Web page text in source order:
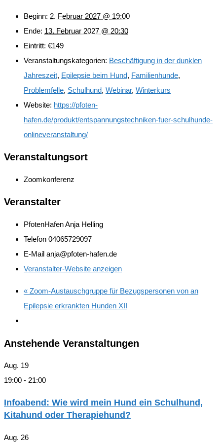
Beginn: 2. Februar 2027 @ 19:00
Ende: 13. Februar 2027 @ 20:30
Eintritt: €149
Veranstaltungskategorien: Beschäftigung in der dunklen
Jahreszeit, Epilepsie beim Hund, Familienhunde,
Problemfelle, Schulhund, Webinar, Winterkurs
Website: https://pfoten-
hafen.de/produkt/entspannungstechniken-fuer-schulhunde-
onlineveranstaltung/
Veranstaltungsort
Zoomkonferenz
Veranstalter
PfotenHafen Anja Helling
Telefon 04065729097
E-Mail anja@pfoten-hafen.de
Veranstalter-Website anzeigen
« Zoom-Austauschgruppe für Bezugspersonen von an
Epilepsie erkrankten Hunden XII
Anstehende Veranstaltungen
Aug. 19
19:00 - 21:00
Infoabend: Wie wird mein Hund ein Schulhund,
Kitahund oder Therapiehund?
Aug. 26